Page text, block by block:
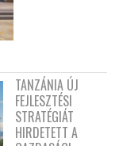
TANZÁNIA ÚJ
FEJLESZTÉSI
STRATÉGIÁT
HIRDETETT A